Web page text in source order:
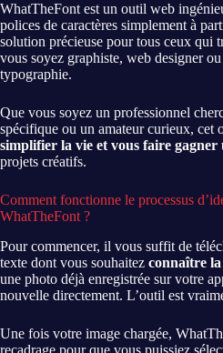
WhatTheFont est un outil web
polices de caractères simplement à
solution précieuse pour tous ceux qui
vous soyez graphiste, web designer
typographie.
Que vous soyez un professionnel
spécifique ou un amateur curieux, cet
simplifier la vie et vous faire gagner
projets créatifs.
Comment fonctionne le processus
WhatTheFont ?
Pour commencer, il vous suffit de
texte dont vous souhaitez connaître
une photo déjà enregistrée sur votre
nouvelle directement. L’outil est
Une fois votre image chargée,
recadrage pour que vous puissiez